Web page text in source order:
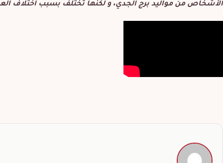
الأشخاص من مواليد برج الجدي، و لكنها تختلف بسبب اختلاف